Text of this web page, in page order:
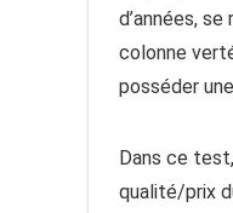
d’années,
colonne
posséder
Dans ce
qualité/prix